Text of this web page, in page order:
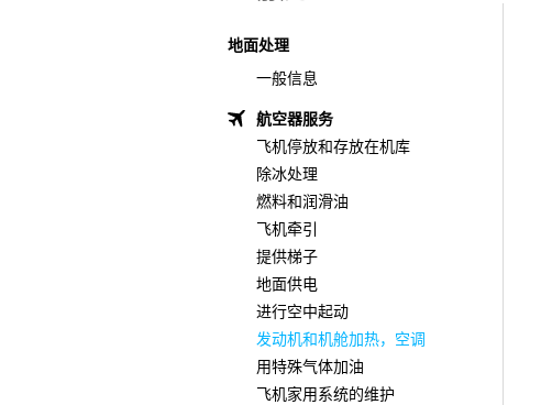
地面处理
一般信息
航空器服务
飞机停放和存放在机库
除冰处理
燃料和润滑油
飞机牵引
提供梯子
地面供电
进行空中起动
发动机和机舱加热，空调
用特殊气体加油
飞机家用系统的维护